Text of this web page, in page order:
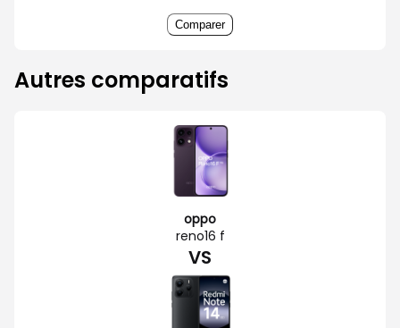
Comparer
Autres comparatifs
oppo
reno16 f
VS